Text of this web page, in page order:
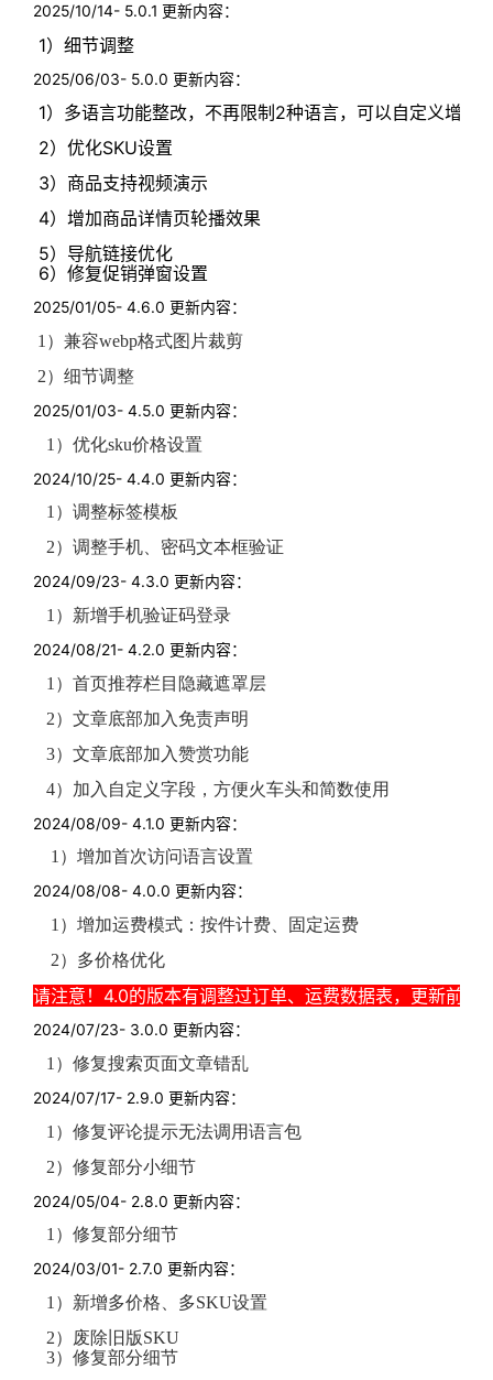
2025/10/14- 5.0.1 更新内容：
1）细节调整
2025/06/03- 5.0.0 更新内容：
1）多语言功能整改，不再限制2种语言，可以自定义增
2）优化SKU设置
3）商品支持视频演示
4）增加商品详情页轮播效果
5）导航链接优化
6）修复促销弹窗设置
2025/01/05- 4.6.0 更新内容：
1）兼容webp格式图片裁剪
2）细节调整
2025/01/03- 4.5.0 更新内容：
1）优化sku价格设置
2024/10/25- 4.4.0 更新内容：
1）调整标签模板
2）调整手机、密码文本框验证
2024/09/23- 4.3.0 更新内容：
1）新增手机验证码登录
2024/08/21- 4.2.0 更新内容：
1）首页推荐栏目隐藏遮罩层
2）文章底部加入免责声明
3）文章底部加入赞赏功能
4）加入自定义字段，方便火车头和简数使用
2024/08/09- 4.1.0 更新内容：
1）增加首次访问语言设置
2024/08/08- 4.0.0 更新内容：
1 ） 增加运费模式：按件计费、固定运费
2）多价格优化
请注意！4.0的版本有调整过订单、运费数据表，更新前请
2024/07/23- 3.0.0 更新内容：
1）修复搜索页面文章错乱
2024/07/17- 2.9.0 更新内容：
1）修复评论提示无法调用语言包
2）修复部分小细节
2024/05/04- 2.8.0 更新内容：
1）修复部分细节
2024/03/01- 2.7.0 更新内容：
1）新增多价格、多SKU设置
2）废除旧版SKU
3）修复部分细节